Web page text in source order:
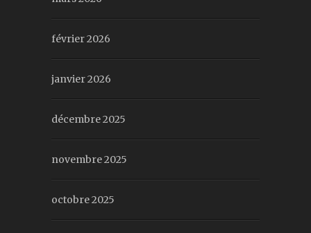
février 2026
janvier 2026
décembre 2025
novembre 2025
octobre 2025